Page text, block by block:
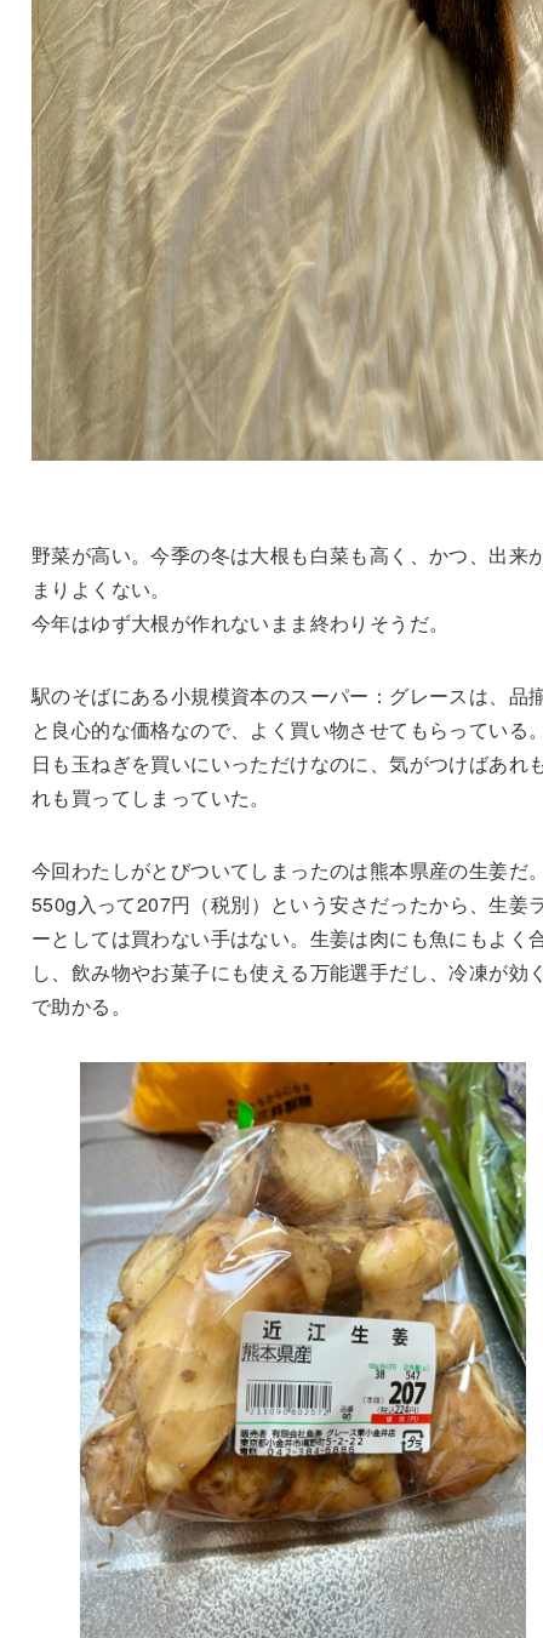
野菜が高い。今季の冬は大根も白菜も高く、かつ、出来
まりよくない。
今年はゆず大根が作れないまま終わりそうだ。
駅のそばにある小規模資本のスーパー：グレースは、品
と良心的な価格なので、よく買い物させてもらっている
日も玉ねぎを買いにいっただけなのに、気がつけばあれ
れも買ってしまっていた。
今回わたしがとびついてしまったのは熊本県産の生姜だ
550g入って207円（税別）という安さだったから、生姜
ーとしては買わない手はない。生姜は肉にも魚にもよく
し、飲み物やお菓子にも使える万能選手だし、冷凍が効
で助かる。